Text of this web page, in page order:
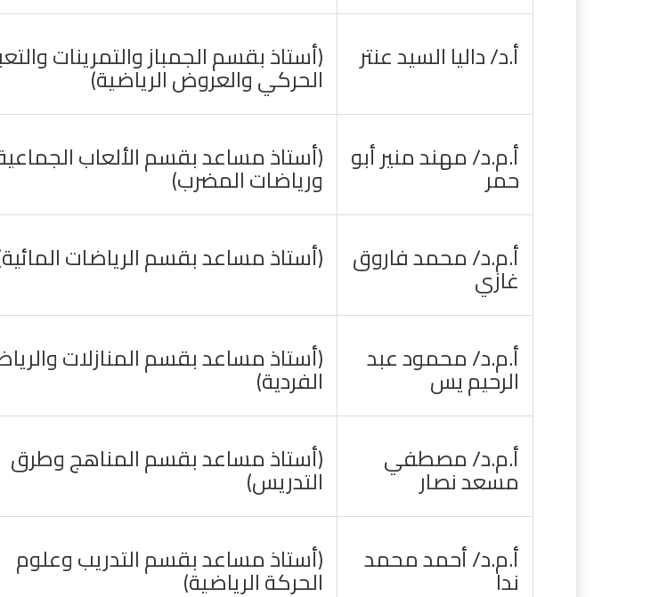
أ.د/ داليا السيد عنتر (أستاذ بقسم الجمباز والتمرينات
الحركي والعروض الرياضية)
أ.م.د/ مهند منير أبو
حمر
(أستاذ مساعد بقسم الألعاب
ورياضات المضرب)
أ.م.د/ محمد فاروق
غازي
(أستاذ مساعد بقسم الرياضات
أ.م.د/ محمود عبد
الرحيم يس
(أستاذ مساعد بقسم المنازلات
الفردية)
أ.م.د/ مصطفي
مسعد نصار
(أستاذ مساعد بقسم المناهج وطرق
التدريس)
أ.م.د/ أحمد محمد
ندا
(أستاذ مساعد بقسم التدريب وعلوم
الحركة الرياضية)